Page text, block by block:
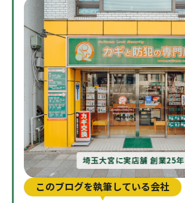
埼玉大宮に実店舗 創業25年
このブログを執筆している会社